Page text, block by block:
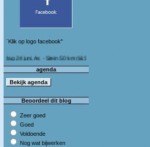
¨Klik op logo facebook"
As - Stein 50 km (I&S 9u - 10u30) Café Bij die van ons As
agenda
Beoordeel dit blog
Zeer goed
Goed
Voldoende
Nog wat bijwerken